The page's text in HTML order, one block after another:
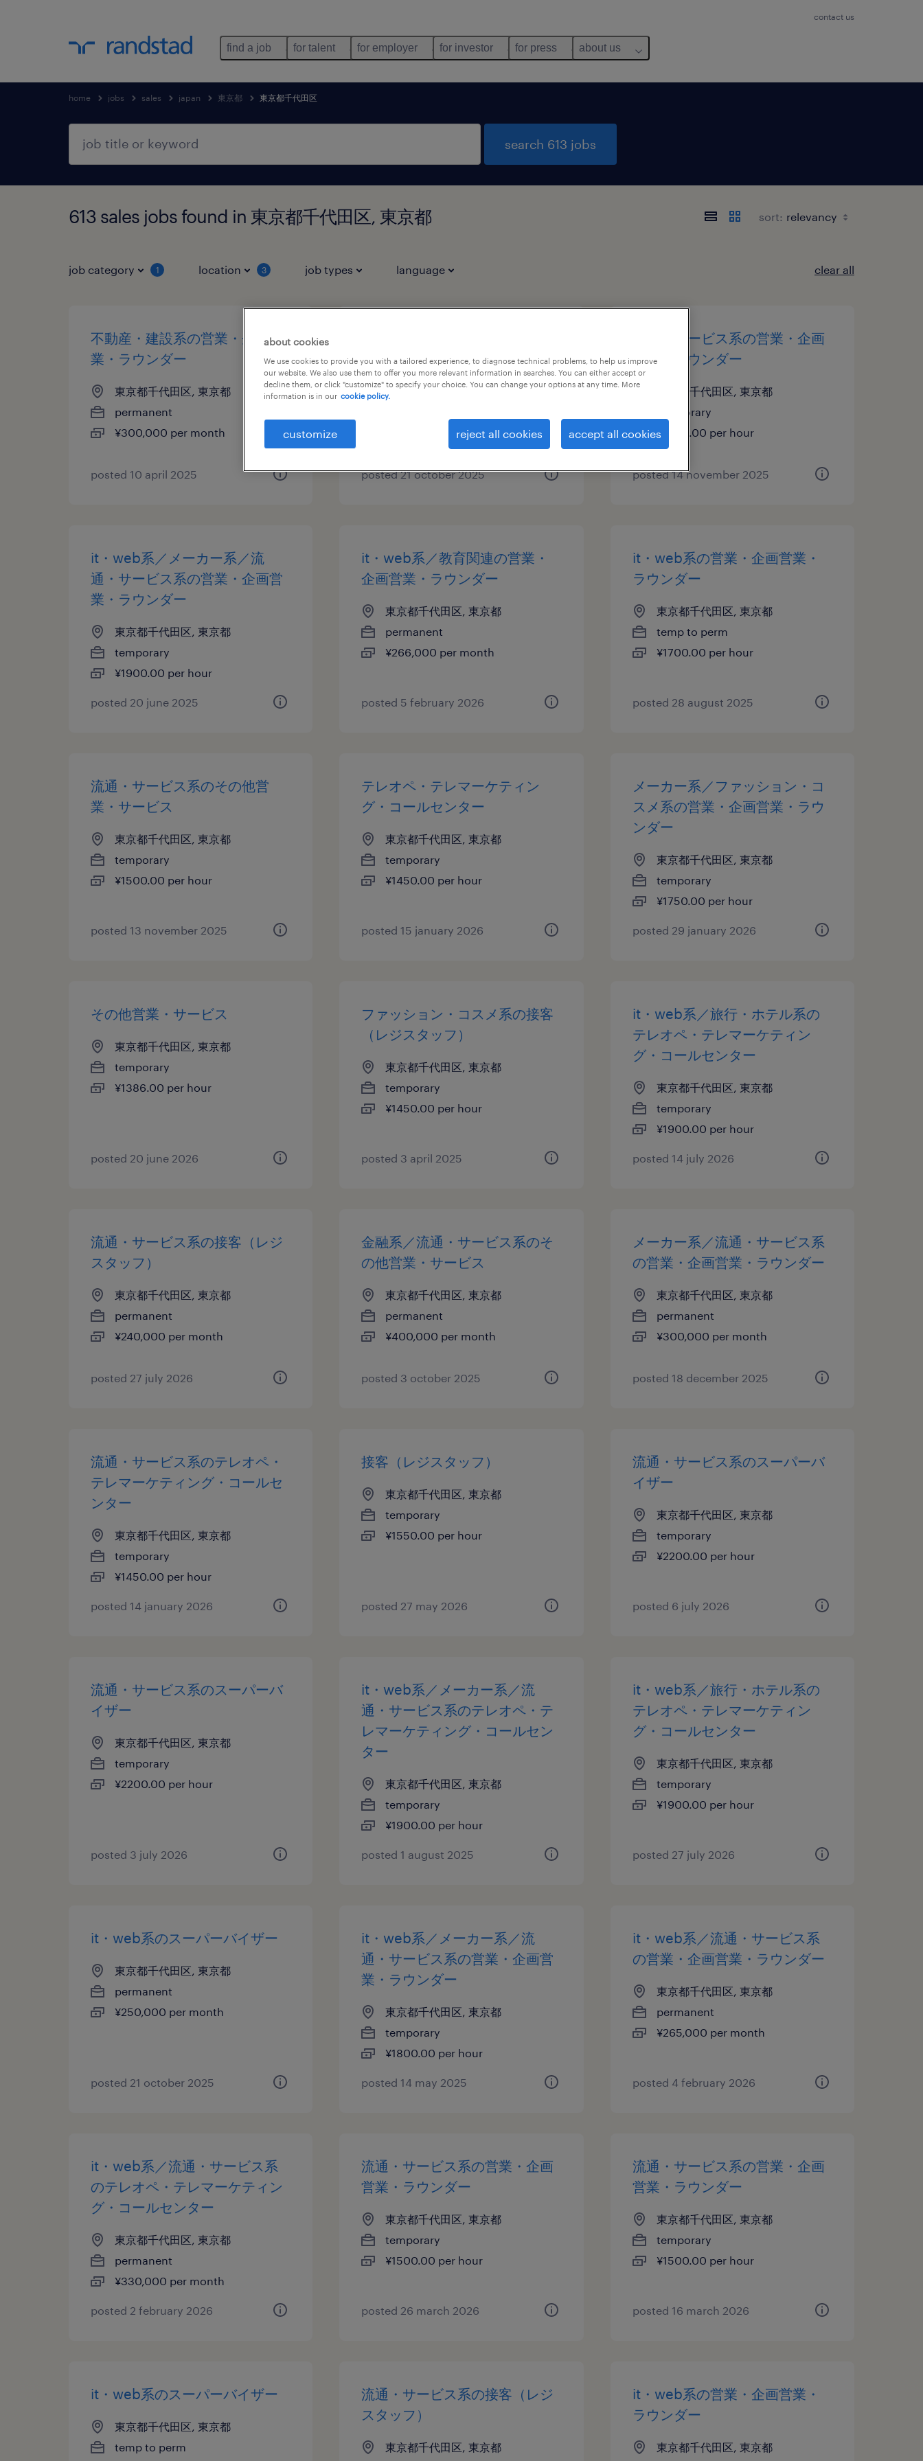
contact us
find a job for talent for employer for investor for press about us
home jobs sales japan 東京都 東京都千代田区
search 613 jobs
613 sales jobs found in 東京都千代田区, 東京都 sort:
job category 1 location 3 job types language clear all
不動産・建設系の営業・企画営
業・ラウンダー
東京都千代田区, 東京都
permanent
¥300,000 per month
posted 10 april 2025
東京都千代田区, 東京都
permanent
posted 21 october 2025
流通・サービス系の営業・企画
営業・ラウンダー
東京都千代田区, 東京都
temporary
¥1500.00 per hour
posted 14 november 2025
it・web系／メーカー系／流
通・サービス系の営業・企画営
業・ラウンダー
東京都千代田区, 東京都
temporary
¥1900.00 per hour
posted 20 june 2025
it・web系／教育関連の営業・
企画営業・ラウンダー
東京都千代田区, 東京都
permanent
¥266,000 per month
posted 5 february 2026
it・web系の営業・企画営業・
ラウンダー
東京都千代田区, 東京都
temp to perm
¥1700.00 per hour
posted 28 august 2025
流通・サービス系のその他営
業・サービス
東京都千代田区, 東京都
temporary
¥1500.00 per hour
posted 13 november 2025
テレオペ・テレマーケティン
グ・コールセンター
東京都千代田区, 東京都
temporary
¥1450.00 per hour
posted 15 january 2026
メーカー系／ファッション・コ
スメ系の営業・企画営業・ラウ
ンダー
東京都千代田区, 東京都
temporary
¥1750.00 per hour
posted 29 january 2026
その他営業・サービス
東京都千代田区, 東京都
temporary
¥1386.00 per hour
posted 20 june 2026
ファッション・コスメ系の接客
（レジスタッフ）
東京都千代田区, 東京都
temporary
¥1450.00 per hour
posted 3 april 2025
it・web系／旅行・ホテル系の
テレオペ・テレマーケティン
グ・コールセンター
東京都千代田区, 東京都
temporary
¥1900.00 per hour
posted 14 july 2026
流通・サービス系の接客（レジ
スタッフ）
東京都千代田区, 東京都
permanent
¥240,000 per month
posted 27 july 2026
金融系／流通・サービス系のそ
の他営業・サービス
東京都千代田区, 東京都
permanent
¥400,000 per month
posted 3 october 2025
メーカー系／流通・サービス系
の営業・企画営業・ラウンダー
東京都千代田区, 東京都
permanent
¥300,000 per month
posted 18 december 2025
流通・サービス系のテレオペ・
テレマーケティング・コールセ
ンター
東京都千代田区, 東京都
temporary
¥1450.00 per hour
posted 14 january 2026
接客（レジスタッフ）
東京都千代田区, 東京都
temporary
¥1550.00 per hour
posted 27 may 2026
流通・サービス系のスーパーバ
イザー
東京都千代田区, 東京都
temporary
¥2200.00 per hour
posted 6 july 2026
流通・サービス系のスーパーバ
イザー
東京都千代田区, 東京都
temporary
¥2200.00 per hour
posted 3 july 2026
it・web系／メーカー系／流
通・サービス系のテレオペ・テ
レマーケティング・コールセン
ター
東京都千代田区, 東京都
temporary
¥1900.00 per hour
posted 1 august 2025
it・web系／旅行・ホテル系の
テレオペ・テレマーケティン
グ・コールセンター
東京都千代田区, 東京都
temporary
¥1900.00 per hour
posted 27 july 2026
it・web系のスーパーバイザー
東京都千代田区, 東京都
permanent
¥250,000 per month
posted 21 october 2025
it・web系／メーカー系／流
通・サービス系の営業・企画営
業・ラウンダー
東京都千代田区, 東京都
temporary
¥1800.00 per hour
posted 14 may 2025
it・web系／流通・サービス系
の営業・企画営業・ラウンダー
東京都千代田区, 東京都
permanent
¥265,000 per month
posted 4 february 2026
it・web系／流通・サービス系
のテレオペ・テレマーケティン
グ・コールセンター
東京都千代田区, 東京都
permanent
¥330,000 per month
posted 2 february 2026
流通・サービス系の営業・企画
営業・ラウンダー
東京都千代田区, 東京都
temporary
¥1500.00 per hour
posted 26 march 2026
流通・サービス系の営業・企画
営業・ラウンダー
東京都千代田区, 東京都
temporary
¥1500.00 per hour
posted 16 march 2026
it・web系のスーパーバイザー
東京都千代田区, 東京都
temp to perm
流通・サービス系の接客（レジ
スタッフ）
東京都千代田区, 東京都
it・web系の営業・企画営業・
ラウンダー
東京都千代田区, 東京都
about cookies
We use cookies to provide you with a tailored experience, to diagnose technical problems, to help us improve
our website. We also use them to offer you more relevant information in searches. You can either accept or
decline them, or click "customize" to specify your choice. You can change your options at any time. More
information is in our cookie policy.
customize reject all cookies accept all cookies